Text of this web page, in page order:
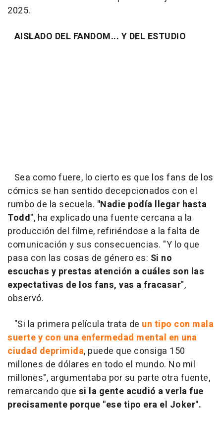
2025.
AISLADO DEL FANDOM... Y DEL ESTUDIO
Sea como fuere, lo cierto es que los fans de los
cómics se han sentido decepcionados con el
rumbo de la secuela. "Nadie podía llegar hasta
Todd", ha explicado una fuente cercana a la
producción del filme, refiriéndose a la falta de
comunicación y sus consecuencias. "Y lo que
pasa con las cosas de género es: Si no
escuchas y prestas atención a cuáles son las
expectativas de los fans, vas a fracasar",
observó.
"Si la primera película trata de un tipo con mala
suerte y con una enfermedad mental en una
ciudad deprimida, puede que consiga 150
millones de dólares en todo el mundo. No mil
millones", argumentaba por su parte otra fuente,
remarcando que si la gente acudió a verla fue
precisamente porque "ese tipo era el Joker".